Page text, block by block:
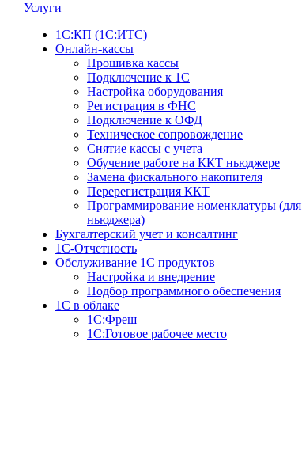
Услуги
1С:КП (1С:ИТС)
Онлайн-кассы
Прошивка кассы
Подключение к 1С
Настройка оборудования
Регистрация в ФНС
Подключение к ОФД
Техническое сопровождение
Снятие кассы с учета
Обучение работе на ККТ ньюджере
Замена фискального накопителя
Перерегистрация ККТ
Программирование номенклатуры (для
ньюджера)
Бухгалтерский учет и консалтинг
1С-Отчетность
Обслуживание 1С продуктов
Настройка и внедрение
Подбор программного обеспечения
1С в облаке
1C:Фреш
1C:Готовое рабочее место